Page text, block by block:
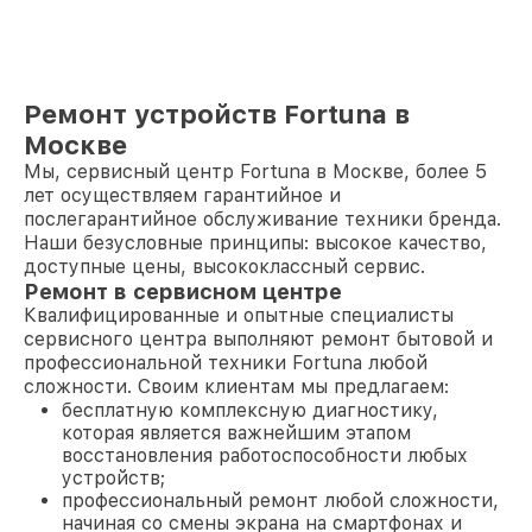
Ремонт устройств Fortuna в
Москве
Мы, сервисный центр Fortuna в Москве, более 5
лет осуществляем гарантийное и
послегарантийное обслуживание техники бренда.
Наши безусловные принципы: высокое качество,
доступные цены, высококлассный сервис.
Ремонт в сервисном центре
Квалифицированные и опытные специалисты
сервисного центра выполняют ремонт бытовой и
профессиональной техники Fortuna любой
сложности. Своим клиентам мы предлагаем:
бесплатную комплексную диагностику,
которая является важнейшим этапом
восстановления работоспособности любых
устройств;
профессиональный ремонт любой сложности,
начиная со смены экрана на смартфонах и